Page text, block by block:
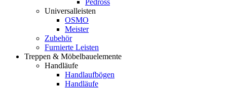
Universalleisten
OSMO
Meister
Zubehör
Furnierte Leisten
Treppen & Möbelbauelemente
Handläufe
Handlaufbögen
Handläufe